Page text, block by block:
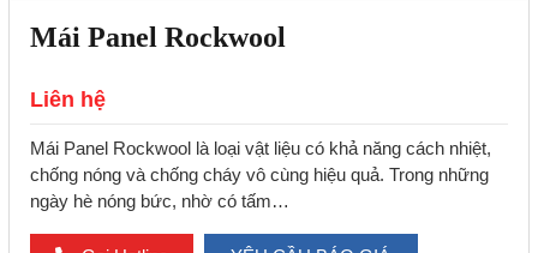
Mái Panel Rockwool
Liên hệ
Mái Panel Rockwool là loại vật liệu có khả năng cách nhiệt,
chống nóng và chống cháy vô cùng hiệu quả. Trong những
ngày hè nóng bức, nhờ có tấm…